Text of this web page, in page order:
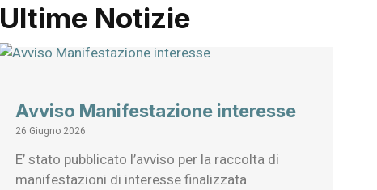
Ultime Notizie
Avviso Manifestazione interesse
26 Giugno 2026
E’ stato pubblicato l’avviso per la raccolta di
manifestazioni di interesse finalizzata